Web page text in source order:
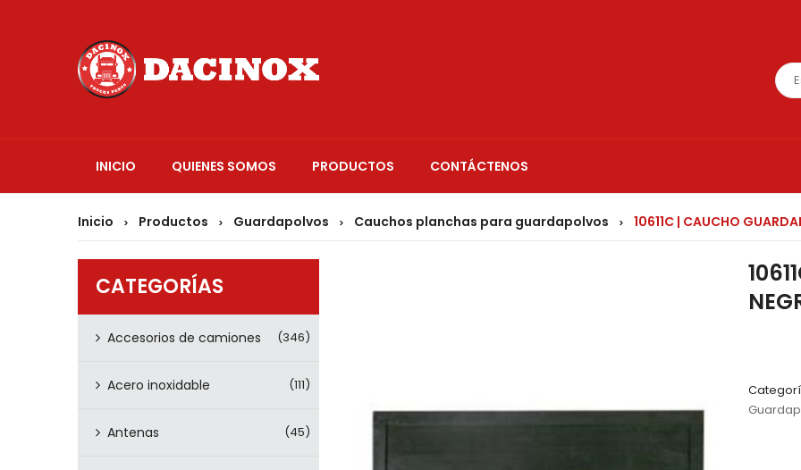
INICIO QUIENES SOMOS PRODUCTOS CONTÁCTENOS
Inicio > Productos > Guardapolvos > Cauchos planchas para guardapolvos > 10611C | CAUCHO
CATEGORÍAS
Accesorios de camiones (346)
Acero inoxidable (111)
Antenas (45)